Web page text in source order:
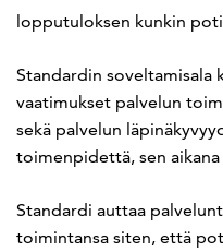
lopputuloksen kunkin
Standardin soveltamisala
vaatimukset palvelun
sekä palvelun
toimenpidettä, sen aikana
Standardi auttaa
toimintansa siten, että